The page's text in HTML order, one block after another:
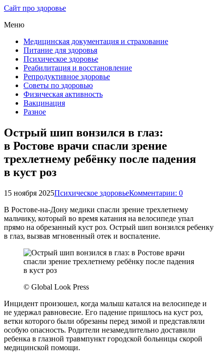
Сайт про здоровье
Меню
Медицинская документация и страхование
Питание для здоровья
Психическое здоровье
Реабилитация и восстановление
Репродуктивное здоровье
Советы по здоровью
Физическая активность
Вакцинация
Разное
Острый шип вонзился в глаз:
в Ростове врачи спасли зрение
трехлетнему ребёнку после падения
в куст роз
15 ноября 2025Психическое здоровьеКомментарии: 0
В Ростове-на-Дону медики спасли зрение трехлетнему
мальчику, который во время катания на велосипеде упал
прямо на обрезанный куст роз. Острый шип вонзился ребенку
в глаз, вызвав мгновенный отек и воспаление.
© Global Look Press
Инцидент произошел, когда малыш катался на велосипеде и
не удержал равновесие. Его падение пришлось на куст роз,
ветки которого были обрезаны перед зимой и представляли
особую опасность. Родители незамедлительно доставили
ребенка в глазной травмпункт городской больницы скорой
медицинской помощи.